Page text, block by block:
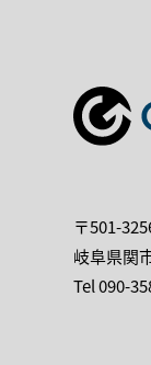
〒501-
岐阜県関
Tel090-